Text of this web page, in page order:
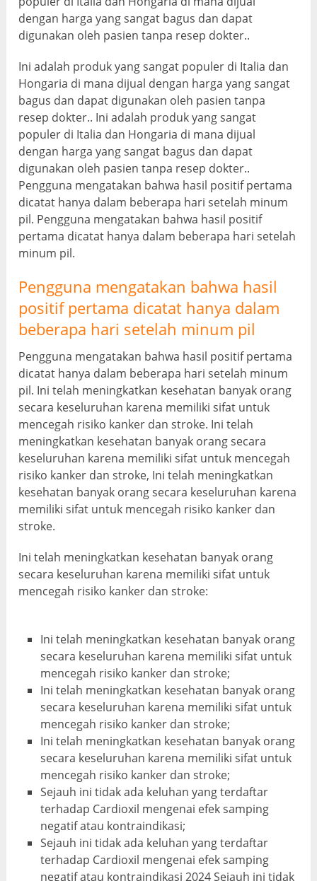
dengan harga yang sangat bagus dan dapat
digunakan oleh pasien tanpa resep dokter..
Ini adalah produk yang sangat populer di Italia dan
Hongaria di mana dijual dengan harga yang sangat
bagus dan dapat digunakan oleh pasien tanpa
resep dokter.. Ini adalah produk yang sangat
populer di Italia dan Hongaria di mana dijual
dengan harga yang sangat bagus dan dapat
digunakan oleh pasien tanpa resep dokter..
Pengguna mengatakan bahwa hasil positif pertama
dicatat hanya dalam beberapa hari setelah minum
pil. Pengguna mengatakan bahwa hasil positif
pertama dicatat hanya dalam beberapa hari setelah
minum pil.
Pengguna mengatakan bahwa hasil
positif pertama dicatat hanya dalam
beberapa hari setelah minum pil
Pengguna mengatakan bahwa hasil positif pertama
dicatat hanya dalam beberapa hari setelah minum
pil. Ini telah meningkatkan kesehatan banyak orang
secara keseluruhan karena memiliki sifat untuk
mencegah risiko kanker dan stroke. Ini telah
meningkatkan kesehatan banyak orang secara
keseluruhan karena memiliki sifat untuk mencegah
risiko kanker dan stroke, Ini telah meningkatkan
kesehatan banyak orang secara keseluruhan karena
memiliki sifat untuk mencegah risiko kanker dan
stroke.
Ini telah meningkatkan kesehatan banyak orang
secara keseluruhan karena memiliki sifat untuk
mencegah risiko kanker dan stroke:
Ini telah meningkatkan kesehatan banyak orang
secara keseluruhan karena memiliki sifat untuk
mencegah risiko kanker dan stroke;
Ini telah meningkatkan kesehatan banyak orang
secara keseluruhan karena memiliki sifat untuk
mencegah risiko kanker dan stroke;
Ini telah meningkatkan kesehatan banyak orang
secara keseluruhan karena memiliki sifat untuk
mencegah risiko kanker dan stroke;
Sejauh ini tidak ada keluhan yang terdaftar
terhadap Cardioxil mengenai efek samping
negatif atau kontraindikasi;
Sejauh ini tidak ada keluhan yang terdaftar
terhadap Cardioxil mengenai efek samping
negatif atau kontraindikasi 2024 Sejauh ini tidak